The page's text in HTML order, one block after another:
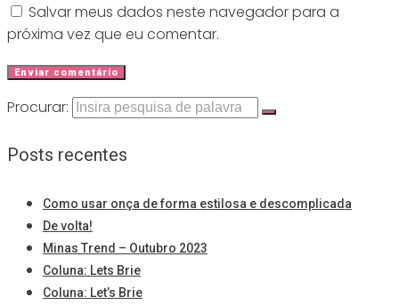
Salvar meus dados neste navegador para a
próxima vez que eu comentar.
Procurar:
Posts recentes
Como usar onça de forma estilosa e descomplicada
De volta!
Minas Trend – Outubro 2023
Coluna: Lets Brie
Coluna: Let’s Brie